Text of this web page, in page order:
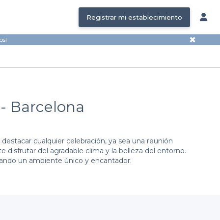
Registrar mi establecimiento
✖
Barcelona
cualquier celebración, ya sea una reunión
disfrutar del agradable clima y la belleza del entorno.
un ambiente único y encantador.
Barcelona. Ofrecemos
con información completa sobre condiciones de